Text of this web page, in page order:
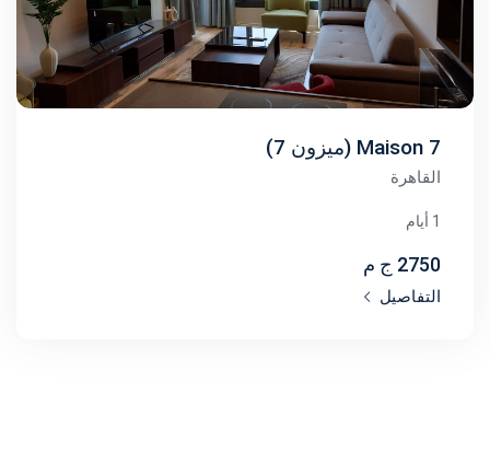
Maison 7 (ميزون 7)
القاهرة
1 أيام
2750 ج م
التفاصيل